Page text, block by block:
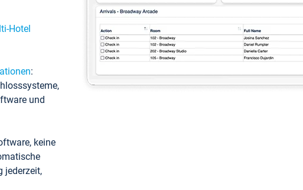
Hotel
:
und
keine
jederzeit,